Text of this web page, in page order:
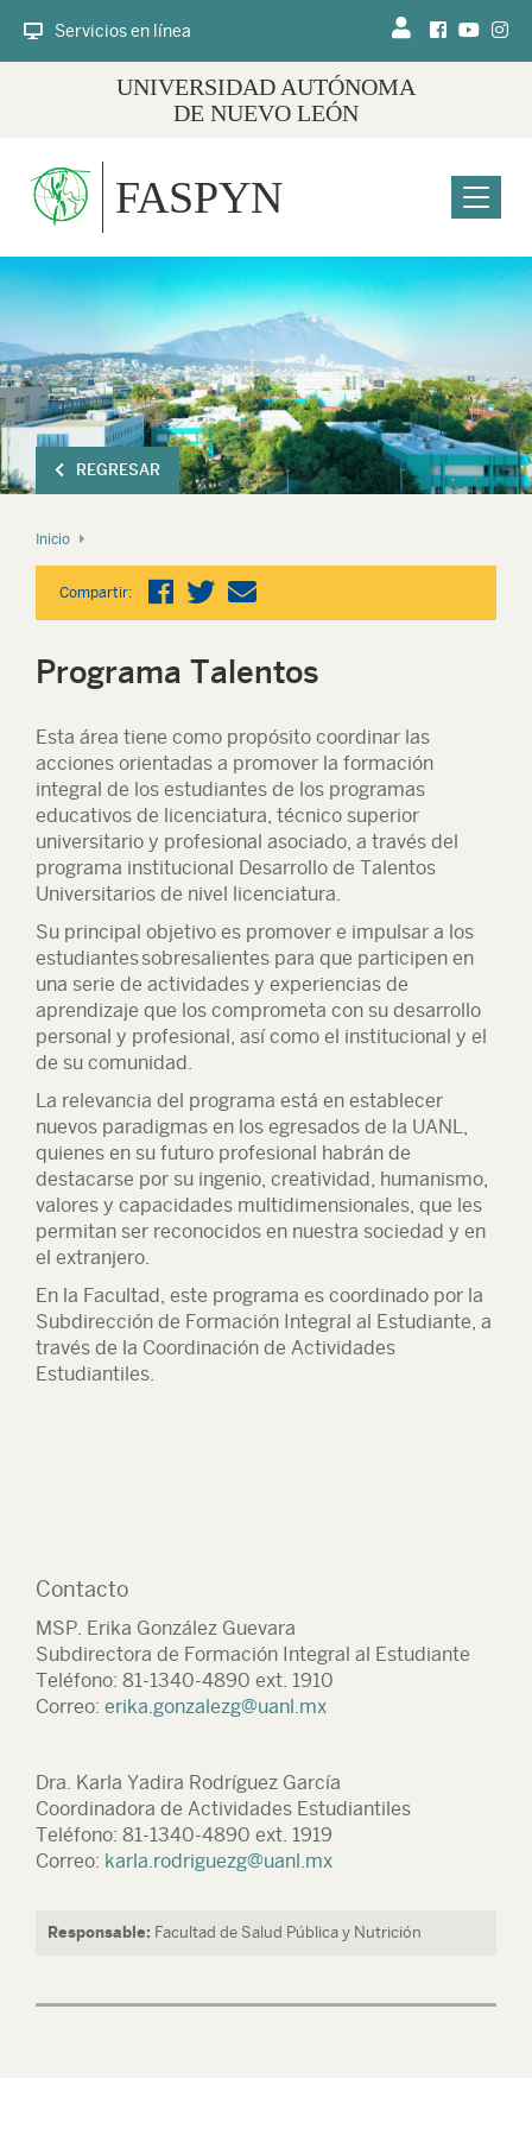
Servicios en línea
UNIVERSIDAD AUTÓNOMA
DE NUEVO LEÓN
Menu
FASPYN
REGRESAR
Inicio
Compartir:
Programa Talentos
Esta área tiene como propósito coordinar las
acciones orientadas a promover la formación
integral de los estudiantes de los programas
educativos de licenciatura, técnico superior
universitario y profesional asociado, a través del
programa institucional Desarrollo de Talentos
Universitarios de nivel licenciatura.
Su principal objetivo es promover e impulsar a los
estudiantes sobresalientes para que participen en
una serie de actividades y experiencias de
aprendizaje que los comprometa con su desarrollo
personal y profesional, así como el institucional y el
de su comunidad.
La relevancia del programa está en establecer
nuevos paradigmas en los egresados de la UANL,
quienes en su futuro profesional habrán de
destacarse por su ingenio, creatividad, humanismo,
valores y capacidades multidimensionales, que les
permitan ser reconocidos en nuestra sociedad y en
el extranjero.
En la Facultad, este programa es coordinado por la
Subdirección de Formación Integral al Estudiante, a
través de la Coordinación de Actividades
Estudiantiles.
Contacto
MSP. Erika González Guevara
Subdirectora de Formación Integral al Estudiante
Teléfono: 81-1340-4890 ext. 1910
Correo: erika.gonzalezg@uanl.mx
Dra. Karla Yadira Rodríguez García
Coordinadora de Actividades Estudiantiles
Teléfono: 81-1340-4890 ext. 1919
Correo: karla.rodriguezg@uanl.mx
Responsable: Facultad de Salud Pública y Nutrición